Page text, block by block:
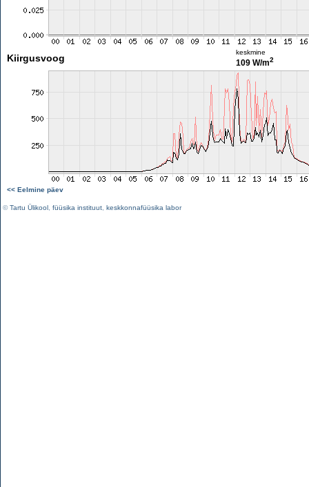
Kiirgusvoog
keskmine
109 W/m2
<< Eelmine päev
©Tartu Ülikool füüsika instituut keskkonnafüüsika labor